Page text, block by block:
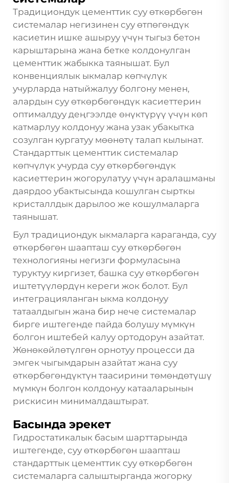
Традициондук цементтик суу өткөрбөгөн
системалар негизинен суу өтпөгөндүк
касиетин ишке ашыруу үчүн тыгыз бетон
карыштарына жана бетке колдонулган
цементтик жабыкка таянышат. Бул
конвенциялык ыкмалар көпчүлүк
учурларда натыйжалуу болгону менен,
алардын суу өткөрбөгөндүк касиеттерин
оптималдуу деңгээлде өнүктүрүү үчүн көп
катмарлуу колдонуу жана узак убакытка
созулган кургатуу мөөнөтү талап кылынат.
Стандарттык цементтик системалар
көпчүлүк учурда суу өткөрбөгөндүк
касиеттерин жогорулатуу үчүн аралашманы
даярдоо убактысында кошулган сырткы
кристаллдык дарылоо же кошулмаларга
таянышат.
Бул традициондук ыкмаларга караганда, суу
өткөрбөгөн шаапташ суу өткөрбөгөн
технологияны негизги формуласына
туруктуу киргизет, башка суу өткөрбөгөн
иштетүүлөрдүн кереги жок болот. Бул
интеграцияланган ыкма колдонуу
татаалдыгын жана бир нече системалар
бирге иштегенде пайда болушу мүмкүн
болгон иштебей калуу ортодорун азайтат.
Жөнөкөйлөтүлгөн орнотуу процесси да
эмгек чыгымдарын азайтат жана суу
өткөрбөгөндүктүн таасирини төмөндөтүшү
мүмкүн болгон колдонуу катааларынын
рискисин минималдаштырат.
Басында эрекет
Гидростатикалык басым шарттарында
иштегенде, суу өткөрбөгөн шаапташ
стандарттык цементтик суу өткөрбөгөн
системаларга салыштырганда жогорку